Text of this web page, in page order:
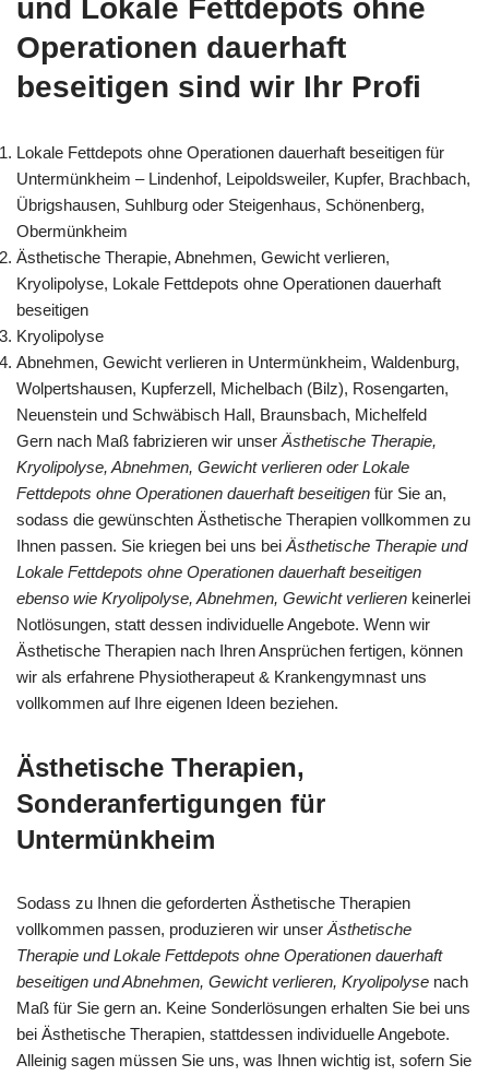
und Lokale Fettdepots ohne
Operationen dauerhaft
beseitigen sind wir Ihr Profi
Lokale Fettdepots ohne Operationen dauerhaft beseitigen für
Untermünkheim – Lindenhof, Leipoldsweiler, Kupfer, Brachbach,
Übrigshausen, Suhlburg oder Steigenhaus, Schönenberg,
Obermünkheim
Ästhetische Therapie, Abnehmen, Gewicht verlieren,
Kryolipolyse, Lokale Fettdepots ohne Operationen dauerhaft
beseitigen
Kryolipolyse
Abnehmen, Gewicht verlieren in Untermünkheim, Waldenburg,
Wolpertshausen, Kupferzell, Michelbach (Bilz), Rosengarten,
Neuenstein und Schwäbisch Hall, Braunsbach, Michelfeld
Gern nach Maß fabrizieren wir unser Ästhetische Therapie,
Kryolipolyse, Abnehmen, Gewicht verlieren oder Lokale
Fettdepots ohne Operationen dauerhaft beseitigen für Sie an,
sodass die gewünschten Ästhetische Therapien vollkommen zu
Ihnen passen. Sie kriegen bei uns bei Ästhetische Therapie und
Lokale Fettdepots ohne Operationen dauerhaft beseitigen
ebenso wie Kryolipolyse, Abnehmen, Gewicht verlieren keinerlei
Notlösungen, statt dessen individuelle Angebote. Wenn wir
Ästhetische Therapien nach Ihren Ansprüchen fertigen, können
wir als erfahrene Physiotherapeut & Krankengymnast uns
vollkommen auf Ihre eigenen Ideen beziehen.
Ästhetische Therapien,
Sonderanfertigungen für
Untermünkheim
Sodass zu Ihnen die geforderten Ästhetische Therapien
vollkommen passen, produzieren wir unser Ästhetische
Therapie und Lokale Fettdepots ohne Operationen dauerhaft
beseitigen und Abnehmen, Gewicht verlieren, Kryolipolyse nach
Maß für Sie gern an. Keine Sonderlösungen erhalten Sie bei uns
bei Ästhetische Therapien, stattdessen individuelle Angebote.
Alleinig sagen müssen Sie uns, was Ihnen wichtig ist, sofern Sie